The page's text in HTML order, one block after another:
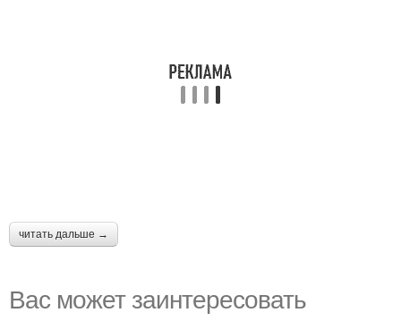
читать дальше →
Вас может заинтересовать